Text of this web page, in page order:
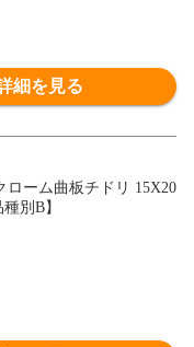
細を見る
ローム曲板チドリ 15X20
別B】